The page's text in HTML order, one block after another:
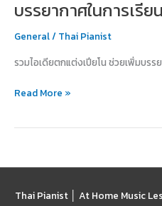
บรรยากาศในการเรีย
General/ Thai Pianist
รวมไอเดียตกแต่งเปียโน ช่วยเพิ่มบรร
เปีย
โน
เพิ่ม
ใน
เรียน!
Read More »
Thai Pianist │ At Home Music